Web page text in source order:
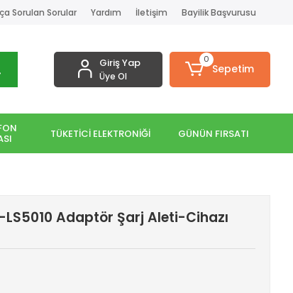
Sorulan Sorular Yardım İletişim Bayilik Başvurusu
Giriş Yap
Üye Ol
0
Sepetim
TÜKETİCİ ELEKTRONİĞİ GÜNÜN FIRSATI
Adaptör Şarj Aleti-Cihazı